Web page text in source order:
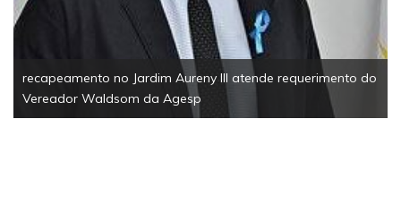
recapeamento no Jardim Aureny III atende requerimento do
Vereador Waldsom da Agesp